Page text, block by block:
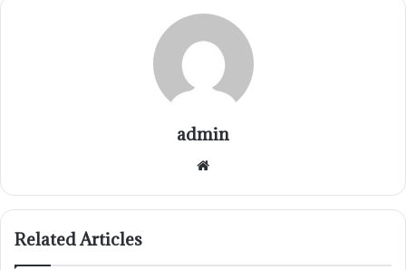
admin
Website
Related Articles